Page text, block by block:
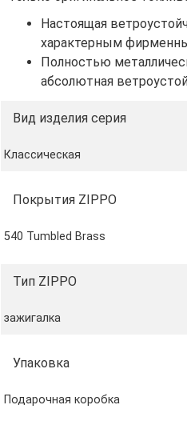
Настоящая
характерным
Полностью
абсолютная
зажигалкой всю жизнь
использовать
Сделано в США
(продаётся отдельно)
Вид изделия серия
Классическая
Покрытия ZIPPO
540 Tumbled Brass
Тип ZIPPO
зажигалка
Упаковка
Подарочная коробка